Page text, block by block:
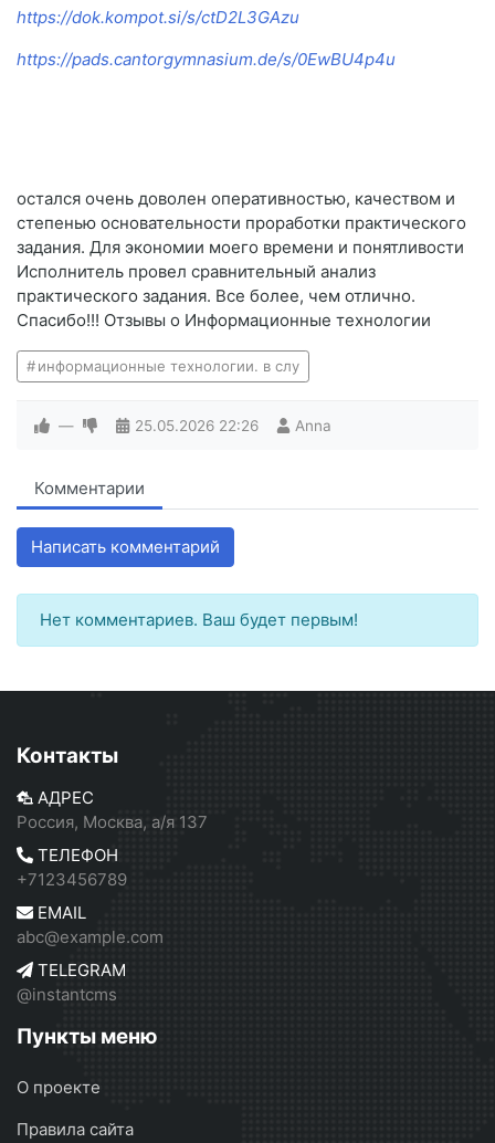
https://dok.kompot.si/s/ctD2L3GAzu
https://pads.cantorgymnasium.de/s/0EwBU4p4u
остался очень доволен оперативностью, качеством и
степенью основательности проработки практического
задания. Для экономии моего времени и понятливости
Исполнитель провел сравнительный анализ
практического задания. Все более, чем отлично.
Спасибо!!! Отзывы о Информационные технологии
информационные технологии. в слу
— 25.05.2026 22:26 Anna
Комментарии
Написать комментарий
Нет комментариев. Ваш будет первым!
Контакты
АДРЕС
Россия, Москва, а/я 137
ТЕЛЕФОН
+7123456789
EMAIL
abc@example.com
TELEGRAM
@instantcms
Пункты меню
О проекте
Правила сайта